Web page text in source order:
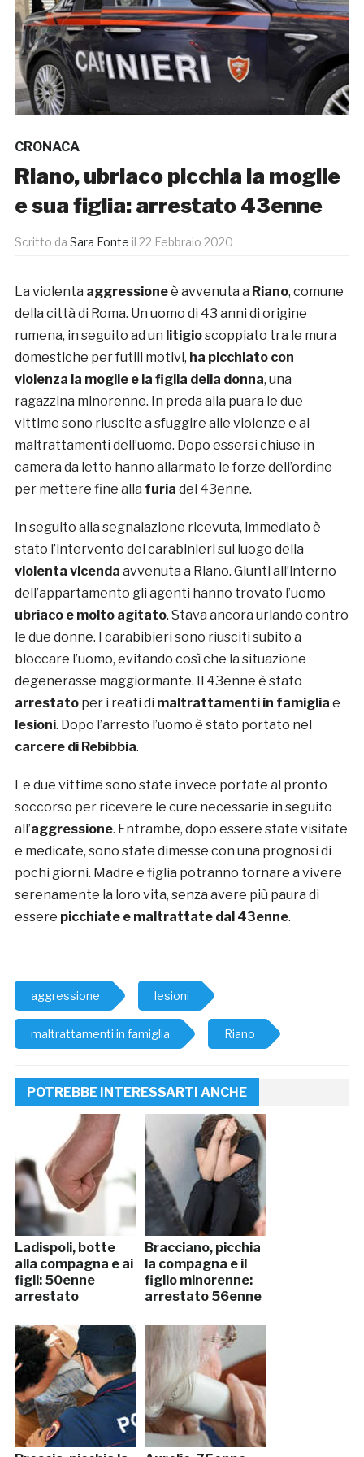
CRONACA
Riano, ubriaco picchia la moglie
e sua figlia: arrestato 43enne
Scritto da Sara Fonte il 22 Febbraio 2020
La violenta aggressioneè avvenuta a Riano, comune
della città di Roma. Un uomo di 43 anni di origine
rumena, in seguito ad un litigioscoppiato tra le mura
domestiche per futili motivi, ha picchiato con
violenza la moglie e la figlia della donna, una
ragazzina minorenne. In preda alla puara le due
vittime sono riuscite a sfuggire alle violenze e ai
maltrattamenti dell’uomo. Dopo essersi chiuse in
camera da letto hanno allarmato le forze dell’ordine
per mettere fine alla furia del 43enne.
In seguito alla segnalazione ricevuta, immediato è
stato l’intervento dei carabinieri sul luogo della
violenta vicenda avvenuta a Riano. Giunti all’interno
dell’appartamento gli agenti hanno trovato l’uomo
ubriaco e molto agitato. Stava ancora urlando contro
le due donne. I carabibieri sono riusciti subito a
bloccare l’uomo, evitando così che la situazione
degenerasse maggiormante. Il 43enne è stato
arrestato per i reati di maltrattamenti in famiglia e
lesioni. Dopo l’arresto l’uomo è stato portato nel
carcere di Rebibbia.
Le due vittime sono state invece portate al pronto
soccorso per ricevere le cure necessarie in seguito
all’aggressione. Entrambe, dopo essere state visitate
e medicate, sono state dimesse con una prognosi di
pochi giorni. Madre e figlia potranno tornare a vivere
serenamente la loro vita, senza avere più paura di
essere picchiate e maltrattate dal 43enne.
aggressione lesioni
maltrattamenti in famiglia Riano
POTREBBE INTERESSARTI ANCHE
Ladispoli, botte
alla compagna e ai
figli: 50enne
arrestato
Bracciano, picchia
la compagna e il
figlio minorenne:
arrestato 56enne